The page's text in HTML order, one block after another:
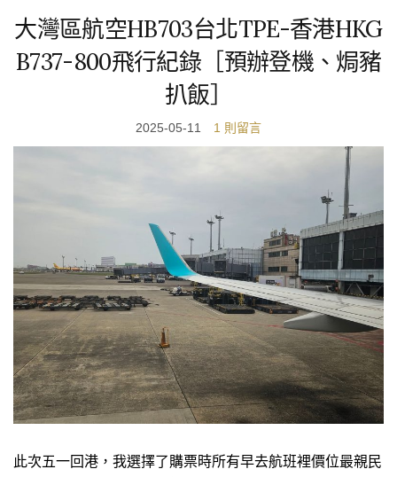
大灣區航空HB703台北TPE-香港HKG
B737-800飛行紀錄［預辦登機、焗豬
扒飯］
2025-05-11 1 則留言
此次五一回港，我選擇了購票時所有早去航班裡價位最親民